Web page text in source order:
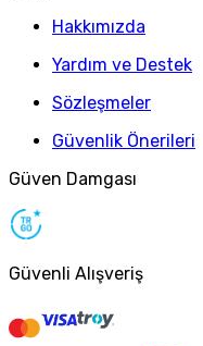
Hakkımızda
Yardım ve Destek
Sözleşmeler
Güvenlik Önerileri
Güven Damgası
Güvenli Alışveriş